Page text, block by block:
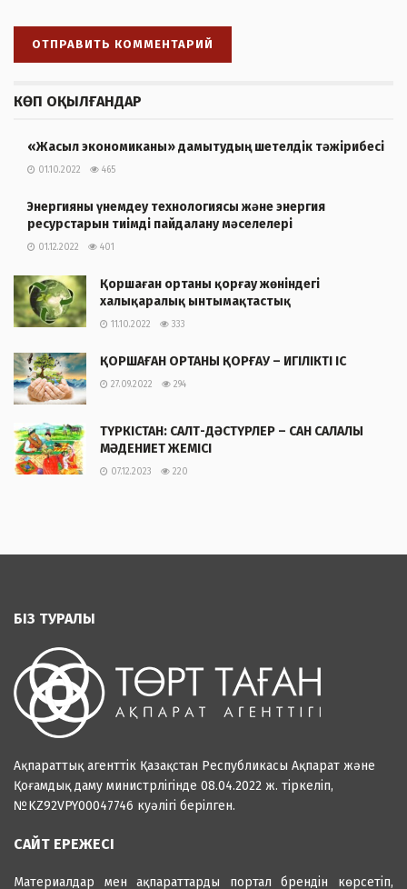
КӨП ОҚЫЛҒАНДАР
«Жасыл экономиканы» дамытудың шетелдік тәжірибесі
01.10.2022 465
Энергияны үнемдеу технологиясы және энергия
ресурстарын тиімді пайдалану мәселелері
01.12.2022 401
Қоршаған ортаны қорғау жөніндегі
халықаралық ынтымақтастық
11.10.2022 333
ҚОРШАҒАН ОРТАНЫ ҚОРҒАУ – ИГІЛІКТІ ІС
27.09.2022 294
ТҮРКІСТАН: САЛТ-ДӘСТҮРЛЕР – САН САЛАЛЫ
МӘДЕНИЕТ ЖЕМІСІ
07.12.2023 220
БІЗ ТУРАЛЫ
Ақпараттық агенттік Қазақстан Республикасы Ақпарат және
Қоғамдық даму министрлігінде 08.04.2022 ж. тіркеліп,
№KZ92VPY00047746 куәлігі берілген.
САЙТ ЕРЕЖЕСІ
Материалдар мен ақпараттарды портал брендін көрсетіп,